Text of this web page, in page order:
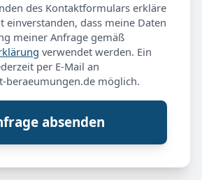
des Kontaktformulars erkläre
einverstanden, dass meine Daten
meiner Anfrage gemäß
verwendet werden. Ein
per E-Mail an
beraeumungen.de möglich.
absenden